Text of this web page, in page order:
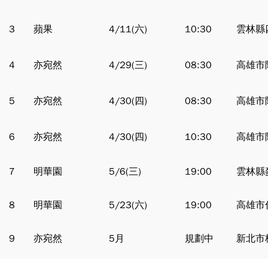
3 蘋果 4/11(六) 10:30 雲林縣
4 亦宛然 4/29(三) 08:30 高雄市
5 亦宛然 4/30(四) 08:30 高雄市
6 亦宛然 4/30(四) 10:30 高雄市
7 明華園 5/6(三) 19:00 雲林縣
8 明華園 5/23(六) 19:00 高雄市
9 亦宛然 5月 規劃中 新北市